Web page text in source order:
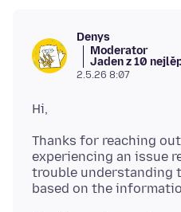
Denys
Moderator
Jaden z 10
2.5.26 8:07
Thanks for reaching
experiencing an issue
trouble understanding